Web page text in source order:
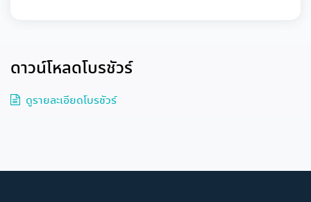
ดาวน์โหลดโบรชัวร์
ดูรายละเอียดโบรชัวร์